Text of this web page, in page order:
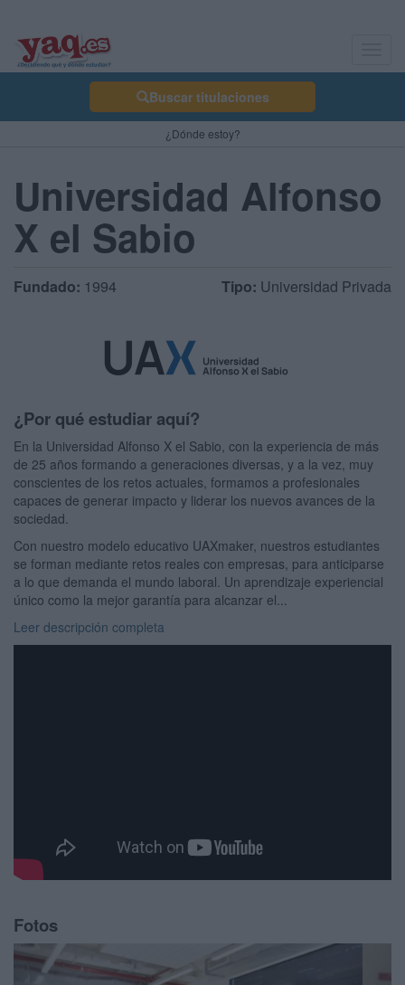
Buscar titulaciones
¿Dónde estoy?
Universidad Alfonso
X el Sabio
Fundado: 1994 Tipo: Universidad Privada
¿Por qué estudiar aquí?
En la Universidad Alfonso X el Sabio, con la experiencia de más
de 25 años formando a generaciones diversas, y a la vez, muy
conscientes de los retos actuales, formamos a profesionales
capaces de generar impacto y liderar los nuevos avances de la
sociedad.
Con nuestro modelo educativo UAXmaker, nuestros estudiantes
se forman mediante retos reales con empresas, para anticiparse
a lo que demanda el mundo laboral. Un aprendizaje experiencial
único como la mejor garantía para alcanzar el...
Leer descripción completa
Fotos
Previous